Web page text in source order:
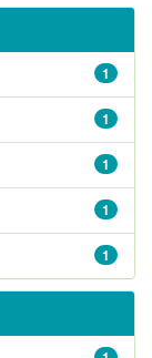
1
1
1
1
1